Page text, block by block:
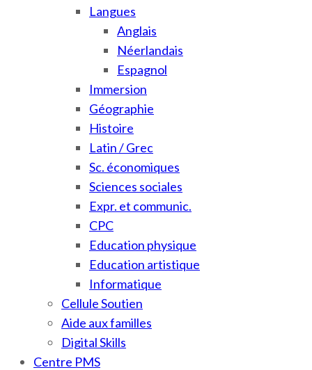
Langues
Anglais
Néerlandais
Espagnol
Immersion
Géographie
Histoire
Latin / Grec
Sc. économiques
Sciences sociales
Expr. et communic.
CPC
Education physique
Education artistique
Informatique
Cellule Soutien
Aide aux familles
Digital Skills
Centre PMS